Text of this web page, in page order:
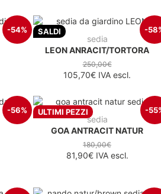
-54% SALDI -
sedia
LEON ANRACIT/TORTORA
250,00€
105,70€ IVA escl.
-56% ULTIMI PEZZI -
sedia
GOA ANTRACIT NATUR
180,00€
81,90€IVA escl.